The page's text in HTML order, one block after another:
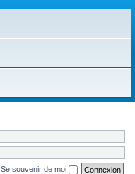
Se souvenir de moi